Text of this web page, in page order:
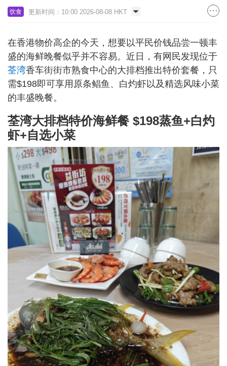
饮食 更新时间：10:00 2026-08-08 HKT
在香港物价高企的今天，想要以平民价钱品尝一顿丰
盛的海鲜晚餐似乎并不容易。近日，有网民发现位于
荃湾香车街街市熟食中心的大排档推出特价套餐，只
需$198即可享用原条鲳鱼、白灼虾以及精选风味小菜
的丰盛晚餐。
荃湾大排档特价海鲜餐 $198蒸鱼+白灼
虾+自选小菜